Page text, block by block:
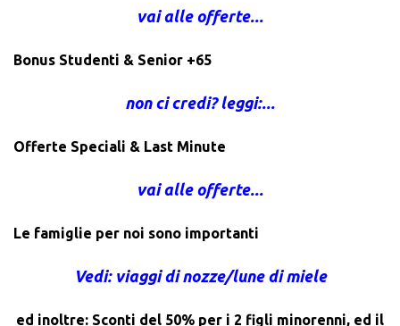
vai alle offerte...
Bonus Studenti & Senior +65
non ci credi? leggi:...
Offerte Speciali & Last Minute
vai alle offerte...
Le famiglie per noi sono importanti
Vedi: viaggi di nozze/lune di miele
ed inoltre: Sconti del 50% per i 2 figli minorenni, ed il